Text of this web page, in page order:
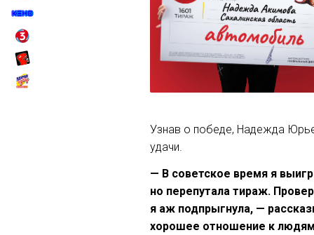
Узнав о победе, Надежда
удачи.
— В советское время я
но перепутала тираж.
я аж подпрыгнула, —
хорошее отношение к